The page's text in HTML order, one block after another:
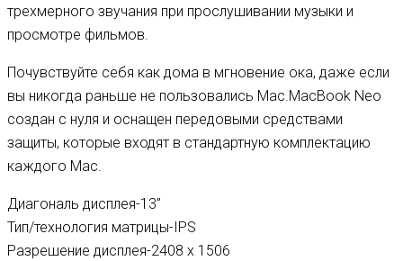
трехмерного звучания при прослушивании музыки и
просмотре фильмов.
Почувствуйте себя как дома в мгновение ока, даже если
вы никогда раньше не пользовались Mac.MacBook Neo
создан с нуля и оснащен передовыми средствами
защиты, которые входят в стандартную комплектацию
каждого Mac.
Диагональ дисплея-13”
Тип/технология матрицы-IPS
Разрешение дисплея-2408 х 1506